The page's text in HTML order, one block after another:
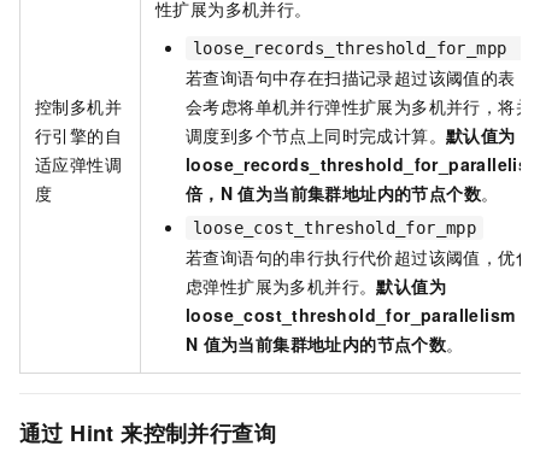
控制多机并
行引擎的自
适应弹性调
度
性扩展为多机并行。
loose_records_threshold_for_mpp
若查询语句中存在扫描记录超过该阈值的表，
会考虑将单机并行弹性扩展为多机并行，将并
调度到多个节点上同时完成计算。 默认值为
倍，N 值为当前集群地址内的节点个数。
loose_cost_threshold_for_mpp
若查询语句的串行执行代价超过该阈值，优化
虑弹性扩展为多机并行。默认值为
loose_cost_threshold_for_parallelism
N 值为当前集群地址内的节点个数。
通过 Hint 来控制并行查询